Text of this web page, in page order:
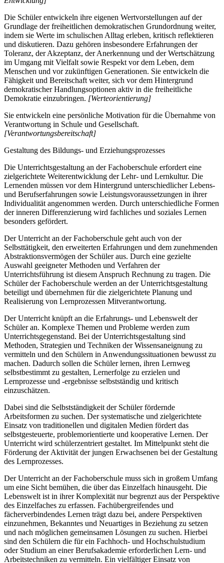
Die Schüler entwickeln ihre eigenen Wertvorstellungen auf der
Grundlage der freiheitlichen demokratischen Grundordnung weiter,
indem sie Werte im schulischen Alltag erleben, kritisch reflektieren
und diskutieren. Dazu gehören insbesondere Erfahrungen der
Toleranz, der Akzeptanz, der Anerkennung und der Wertschätzung
im Umgang mit Vielfalt sowie Respekt vor dem Leben, dem
Menschen und vor zukünftigen Generationen. Sie entwickeln die
Fähigkeit und Bereitschaft weiter, sich vor dem Hintergrund
demokratischer Handlungsoptionen aktiv in die freiheitliche
Demokratie einzubringen. [Werteorientierung]
Sie entwickeln eine persönliche Motivation für die Übernahme von
Verantwortung in Schule und Gesellschaft.
[Verantwortungsbereitschaft]
Gestaltung des Bildungs- und Erziehungsprozesses
Die Unterrichtsgestaltung an der Fachoberschule erfordert eine
zielgerichtete Weiterentwicklung der Lehr- und Lernkultur. Die
Lernenden müssen vor dem Hintergrund unterschiedlicher Lebens-
und Berufserfahrungen sowie Leistungsvoraussetzungen in ihrer
Individualität angenommen werden. Durch unterschiedliche Formen
der inneren Differenzierung wird fachliches und soziales Lernen
besonders gefördert.
Der Unterricht an der Fachoberschule geht auch von der
Selbsttätigkeit, den erweiterten Erfahrungen und dem zunehmenden
Abstraktionsvermögen der Schüler aus. Durch eine gezielte
Auswahl geeigneter Methoden und Verfahren der
Unterrichtsführung ist diesem Anspruch Rechnung zu tragen. Die
Schüler der Fachoberschule werden an der Unterrichtsgestaltung
beteiligt und übernehmen für die zielgerichtete Planung und
Realisierung von Lernprozessen Mitverantwortung.
Der Unterricht knüpft an die Erfahrungs- und Lebenswelt der
Schüler an. Komplexe Themen und Probleme werden zum
Unterrichtsgegenstand. Bei der Unterrichtsgestaltung sind
Methoden, Strategien und Techniken der Wissensaneignung zu
vermitteln und den Schülern in Anwendungssituationen bewusst zu
machen. Dadurch sollen die Schüler lernen, ihren Lernweg
selbstbestimmt zu gestalten, Lernerfolge zu erzielen und
Lernprozesse und -ergebnisse selbstständig und kritisch
einzuschätzen.
Dabei sind die Selbstständigkeit der Schüler fördernde
Arbeitsformen zu suchen. Der systematische und zielgerichtete
Einsatz von traditionellen und digitalen Medien fördert das
selbstgesteuerte, problemorientierte und kooperative Lernen. Der
Unterricht wird schülerzentriert gestaltet. Im Mittelpunkt steht die
Förderung der Aktivität der jungen Erwachsenen bei der Gestaltung
des Lernprozesses.
Der Unterricht an der Fachoberschule muss sich in großem Umfang
um eine Sicht bemühen, die über das Einzelfach hinausgeht. Die
Lebenswelt ist in ihrer Komplexität nur begrenzt aus der Perspektive
des Einzelfaches zu erfassen. Fachübergreifendes und
fächerverbindendes Lernen trägt dazu bei, andere Perspektiven
einzunehmen, Bekanntes und Neuartiges in Beziehung zu setzen
und nach möglichen gemeinsamen Lösungen zu suchen. Hierbei
sind den Schülern die für ein Fachhoch- und Hochschulstudium
oder Studium an einer Berufsakademie erforderlichen Lern- und
Arbeitstechniken zu vermitteln. Ein vielfältiger Einsatz von